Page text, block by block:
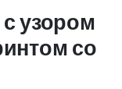
узором
со